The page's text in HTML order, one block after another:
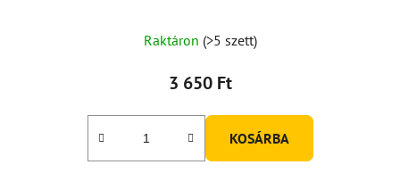
Raktáron (>5 szett)
3 650 Ft
KOSÁRBA